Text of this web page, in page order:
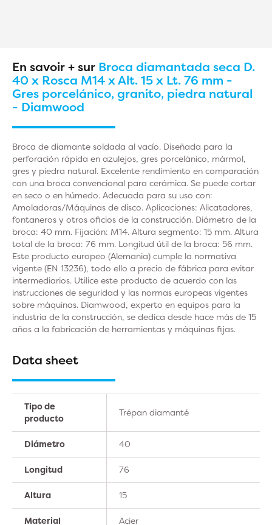
En savoir + sur Broca diamantada seca D.
40 x Rosca M14 x Alt. 15 x Lt. 76 mm -
Gres porcelánico, granito, piedra natural
- Diamwood
Broca de diamante soldada al vacío. Diseñada para la
perforación rápida en azulejos, gres porcelánico, mármol,
gres y piedra natural. Excelente rendimiento en comparación
con una broca convencional para cerámica. Se puede cortar
en seco o en húmedo. Adecuada para su uso con:
Amoladoras/Máquinas de disco. Aplicaciones: Alicatadores,
fontaneros y otros oficios de la construcción. Diámetro de la
broca: 40 mm. Fijación: M14. Altura segmento: 15 mm. Altura
total de la broca: 76 mm. Longitud útil de la broca: 56 mm.
Este producto europeo (Alemania) cumple la normativa
vigente (EN 13236), todo ello a precio de fábrica para evitar
intermediarios. Utilice este producto de acuerdo con las
instrucciones de seguridad y las normas europeas vigentes
sobre máquinas. Diamwood, experto en equipos para la
industria de la construcción, se dedica desde hace más de 15
años a la fabricación de herramientas y máquinas fijas.
Data sheet
Tipo de
producto
Trépan diamanté
Diámetro 40
Longitud 76
Altura 15
Material Acier